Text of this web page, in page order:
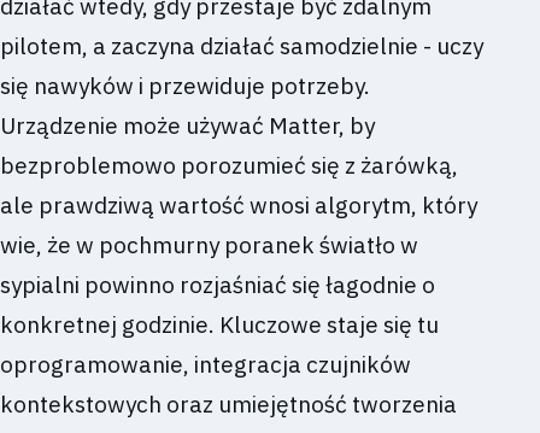
pilotem, a zaczyna działać samodzielnie - uczy
się nawyków i przewiduje potrzeby.
Urządzenie może używać Matter, by
bezproblemowo porozumieć się z żarówką,
ale prawdziwą wartość wnosi algorytm, który
wie, że w pochmurny poranek światło w
sypialni powinno rozjaśniać się łagodnie o
konkretnej godzinie. Kluczowe staje się tu
oprogramowanie, integracja czujników
kontekstowych oraz umiejętność tworzenia